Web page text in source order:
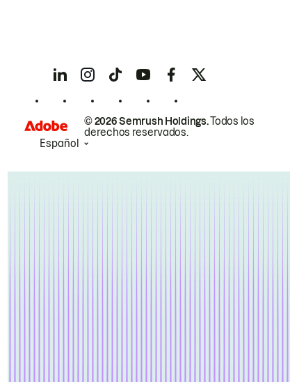
© 2026 Semrush Holdings.Todos los
derechos reservados.
Español